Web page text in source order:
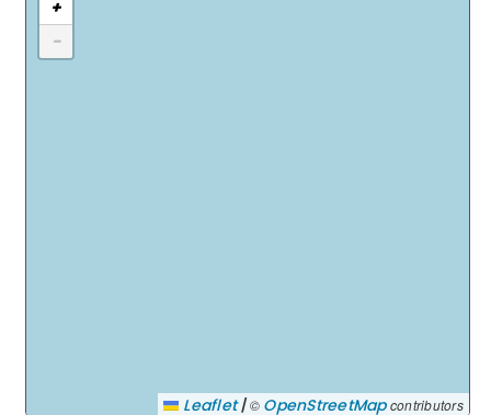
+
−
Leaflet|© OpenStreetMapcontributors